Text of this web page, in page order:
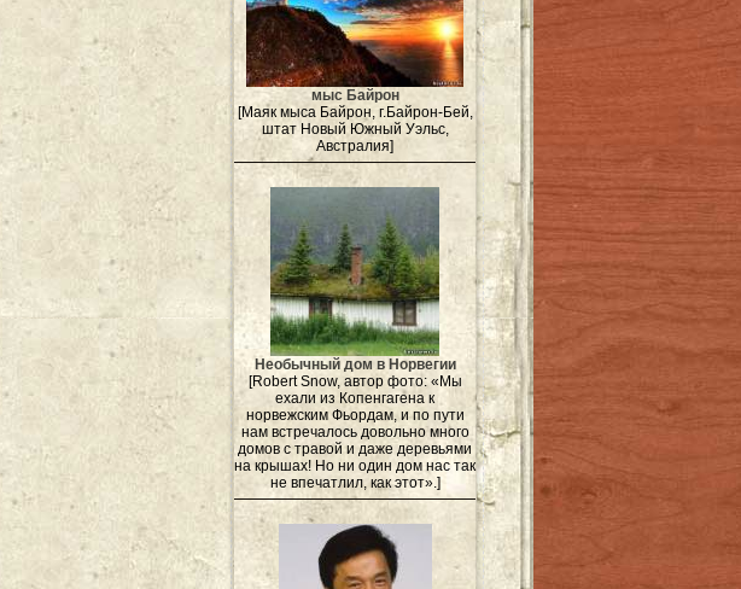
мыс Байрон
[Маяк мыса Байрон, г.Байрон-Бей,
штат Новый Южный Уэльс,
Австралия]
Необычный дом в Норвегии
[Robert Snow, автор фото: «Мы
ехали из Копенгагена к
норвежским Фьордам, и по пути
нам встречалось довольно много
домов с травой и даже деревьями
на крышах! Но ни один дом нас так
не впечатлил, как этот».]